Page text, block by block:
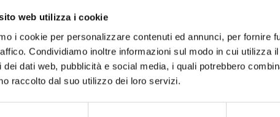
web utilizza i cookie
i cookie per personalizzare contenuti ed annunci, per fornire
Condividiamo inoltre informazioni sul modo in cui utilizza
dei dati web, pubblicità e social media, i quali potrebbero
raccolto dal suo utilizzo dei loro servizi.
steel diameter 4.44"
of the aluminum tables.
Log in or register to
data sheet